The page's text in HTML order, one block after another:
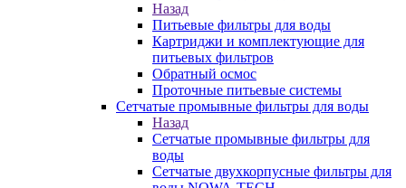
Назад
Питьевые фильтры для воды
Картриджи и комплектующие для
питьевых фильтров
Обратный осмос
Проточные питьевые системы
Сетчатые промывные фильтры для воды
Назад
Сетчатые промывные фильтры для
воды
Сетчатые двухкорпусные фильтры для